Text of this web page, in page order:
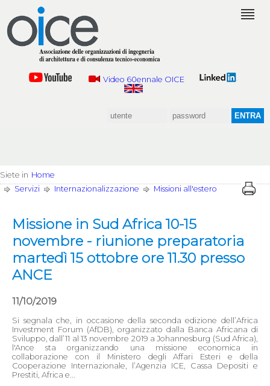
Video 60ennale OICE
Siete in Home
Servizi
Internazionalizzazione Missioni all'estero
Missione in Sud Africa 10-15
novembre - riunione preparatoria
martedì 15 ottobre ore 11.30 presso
ANCE
11/10/2019
Si segnala che, in occasione della seconda edizione dell’Africa
Investment Forum (AfDB), organizzato dalla Banca Africana di
Sviluppo, dall’11 al 13 novembre 2019 a Johannesburg (Sud Africa),
l'Ance sta organizzando una missione economica in
collaborazione con il Ministero degli Affari Esteri e della
Cooperazione Internazionale, l’Agenzia ICE, Cassa Depositi e
Prestiti, Africa e...